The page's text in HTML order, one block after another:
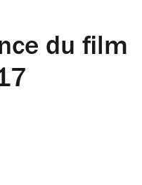
du film